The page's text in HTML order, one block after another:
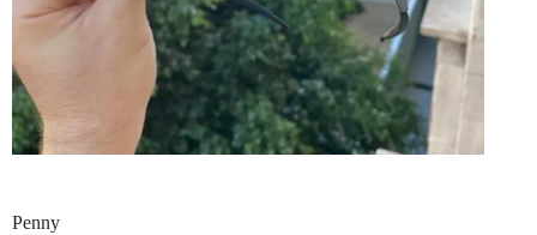
Penny